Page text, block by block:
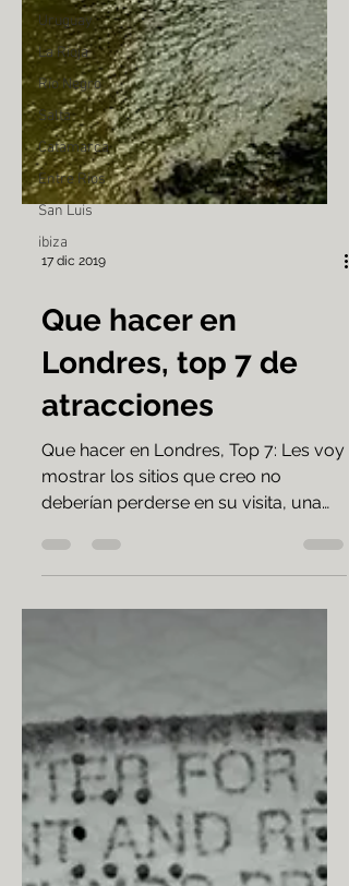
Uruguay
La Rioja
Río Negro
Salta
Catamarca
Entre Rios
San Luis
ibiza
17 dic 2019
Que hacer en
Londres, top 7 de
atracciones
Que hacer en Londres, Top 7: Les voy
mostrar los sitios que creo no